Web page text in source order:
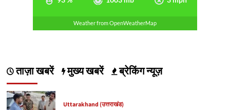
Weather from OpenWeatherMap
ताज़ा खबरें मुख्य खबरें ब्रेकिंग न्यूज़
Uttarakhand (उत्तराखंड)